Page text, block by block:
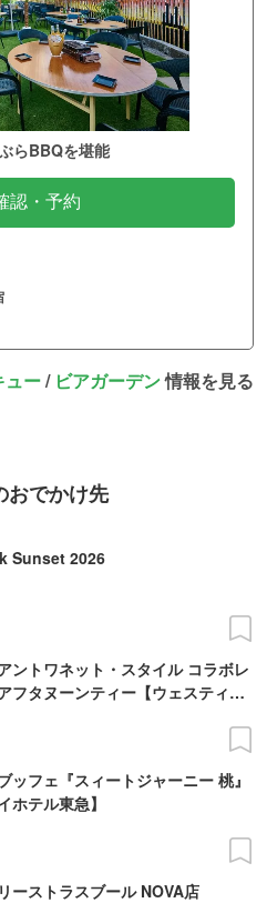
らBBQを堪能
認・予約
ュー/ ビアガーデン情報を見る
おでかけ先
Sunset 2026
ントワネット・スタイル コラボレ
フタヌーンティー【ウェスティン
ッフェ『スィートジャーニー 桃』
ホテル東急】
ーストラスブール NOVA店